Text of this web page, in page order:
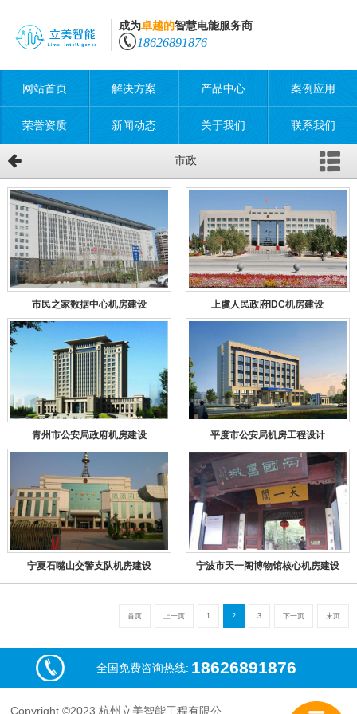
成为卓越的智慧电能服务商
18626891876
网站首页 解决方案 产品中心 案例应用
荣誉资质 新闻动态 关于我们 联系我们
市政
市民之家数据中心机房建设 上虞人民政府IDC机房建设
青州市公安局政府机房建设 平度市公安局机房工程设计
宁夏石嘴山交警支队机房建设 宁波市天一阁博物馆核心机房建设
首页 上一页 1 2 3 下一页 末页
全国免费咨询热线: 18626891876
Copyright ©2023 杭州立美智能工程有限公